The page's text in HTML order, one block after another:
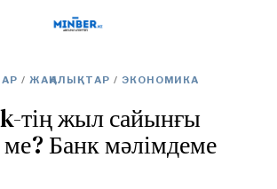
/ ЖАҢАЛЫҚТАР / ЭКОНОМИКА
тің жыл сайынғы
ме? Банк мәлімдеме